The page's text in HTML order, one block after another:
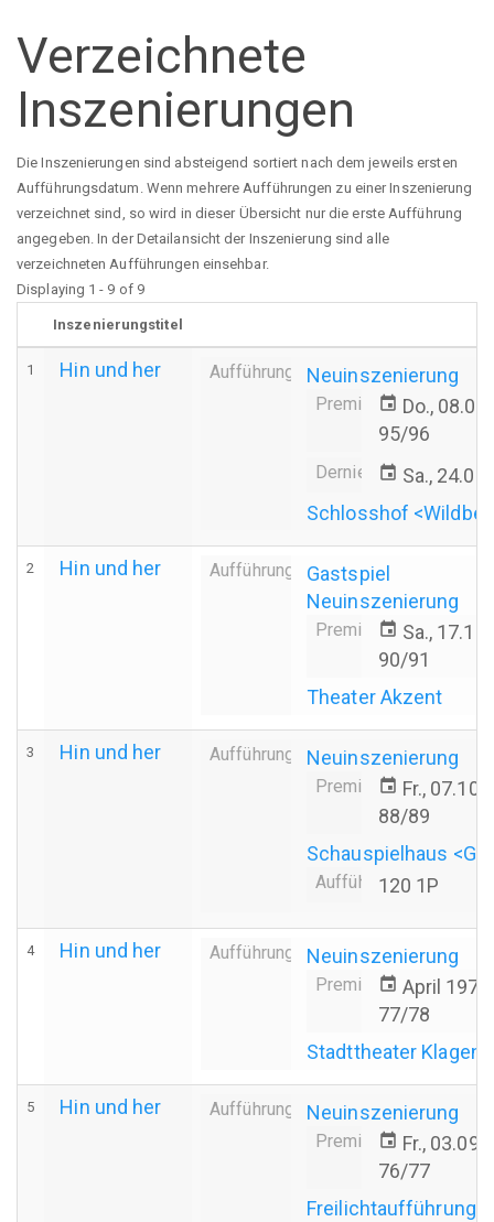
Verzeichnete
Inszenierungen
Die Inszenierungen sind absteigend sortiert nach dem jeweils ersten
Aufführungsdatum. Wenn mehrere Aufführungen zu einer Inszenierung
verzeichnet sind, so wird in dieser Übersicht nur die erste Aufführung
angegeben. In der Detailansicht der Inszenierung sind alle
verzeichneten Aufführungen einsehbar.
Displaying 1 - 9 of 9
Inszenierungstitel
1 Hin und her Aufführung Neuinszenierung
Premiereevent Do.,
95/96
Derniereevent Sa.,
Schlosshof
2 Hin und her Aufführung
Gastspiel
Neuinszenierung
Premiereevent Sa.,
90/91
Theater Akzent
3 Hin und her Aufführung Neuinszenierung
Premiereevent Fr.,
88/89
Schauspielhaus
Aufführungsdauer
120 1P
4 Hin und her Aufführung Neuinszenierung
Premiereevent April 1978
77/78
Stadttheater
5 Hin und her Aufführung Neuinszenierung
Premiereevent Fr.,
76/77
Freilichtaufführung -